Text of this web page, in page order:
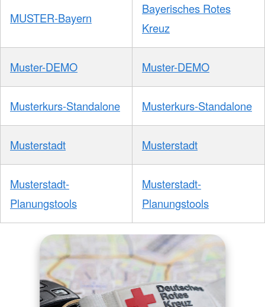
MUSTER-Bayern
Bayerisches Rotes
Kreuz
Muster-DEMO Muster-DEMO
Musterkurs-Standalone Musterkurs-Standalone
Musterstadt Musterstadt
Musterstadt-
Planungstools
Musterstadt-
Planungstools